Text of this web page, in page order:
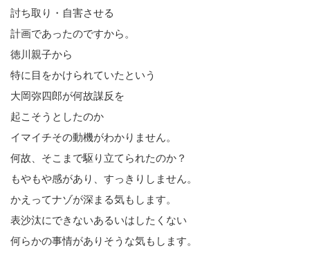
討ち取り・自害させる
計画であったのですから。
徳川親子から
特に目をかけられていたという
大岡弥四郎が何故謀反を
起こそうとしたのか
イマイチその動機がわかりません。
何故、そこまで駆り立てられたのか？
もやもや感があり、すっきりしません。
かえってナゾが深まる気もします。
表沙汰にできないあるいはしたくない
何らかの事情がありそうな気もします。